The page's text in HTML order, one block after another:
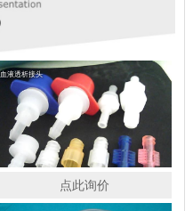
血液透析接头
点此询价